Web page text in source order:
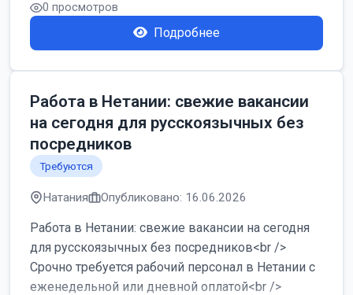
0 просмотров
Подробнее
Работа в Нетании: свежие вакансии
на сегодня для русскоязычных без
посредников
Требуются
Натания Опубликовано: 16.06.2026
Работа в Нетании: свежие вакансии на сегодня
для русскоязычных без посредников<br />
Срочно требуется рабочий персонал в Нетании с
еженедельной или дневной оплатой<br />